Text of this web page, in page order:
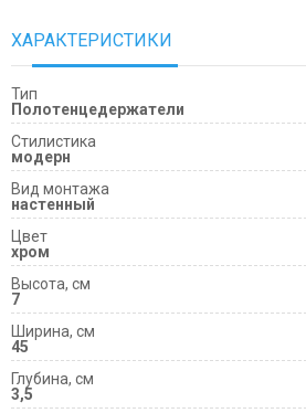
ХАРАКТЕРИСТИКИ
Тип
Полотенцедержатели
Cтилистика
модерн
Вид монтажа
настенный
Цвет
хром
Высота, см
7
Ширина, см
45
Глубина, см
3,5